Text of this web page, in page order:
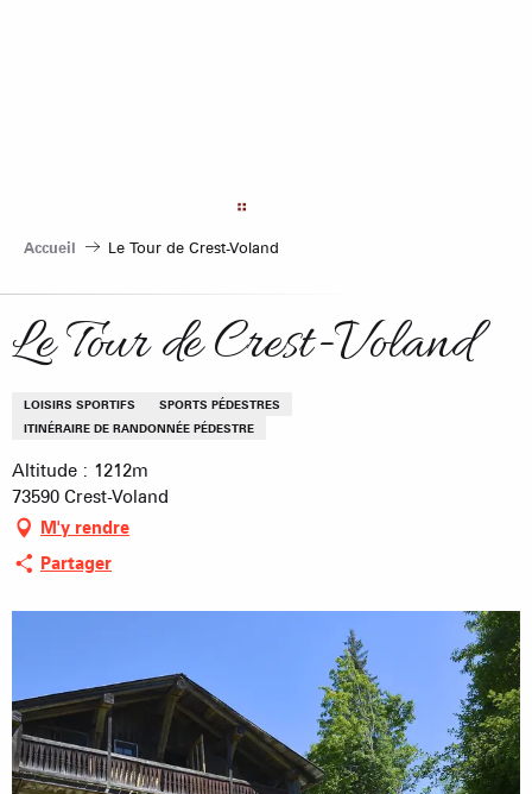
Accueil Le Tour de Crest-Voland
Le Tour de Crest-Voland
LOISIRS SPORTIFS
SPORTS PÉDESTRES
ITINÉRAIRE DE RANDONNÉE PÉDESTRE
Altitude : 1212m
73590 Crest-Voland
M'y rendre
Partager